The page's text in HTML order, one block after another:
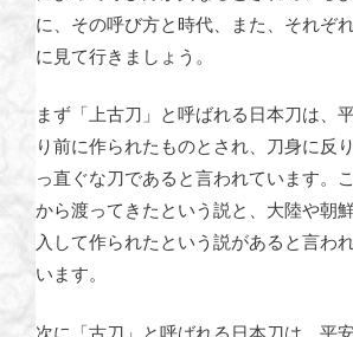
に、その呼び方と時代、また、それぞ
に見て行きましょう。
まず「上古刀」と呼ばれる日本刀は、
り前に作られたものとされ、刀身に反
っ直ぐな刀であると言われています。
から渡ってきたという説と、大陸や朝
入して作られたという説があると言わ
います。
次に「古刀」と呼ばれる日本刀は、平